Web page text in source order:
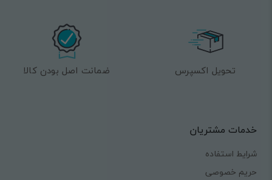
تحویل اکسپرس ضمانت اصل بودن کالا
خدمات مشتریان
شرایط استفاده
حریم خصوصی